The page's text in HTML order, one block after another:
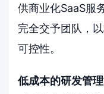
供商业化SaaS服
完全交予团队，
可控性。
低成本的研发管